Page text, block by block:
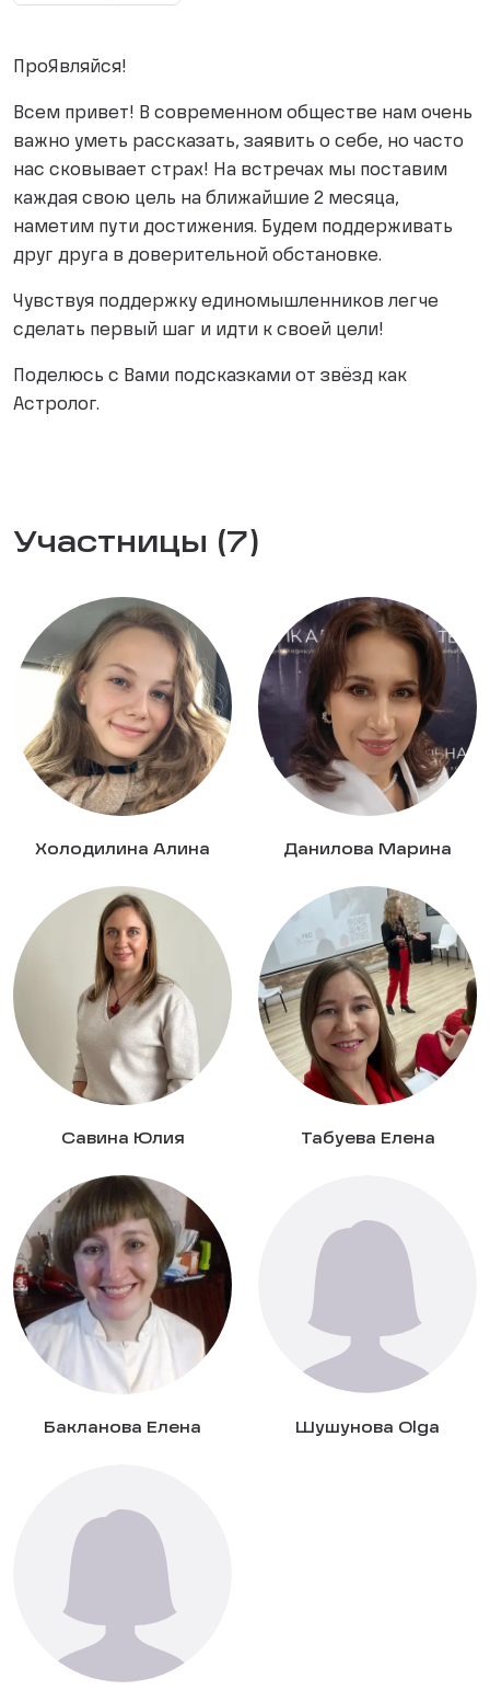
ПроЯвляйся!
Всем привет! В современном обществе нам очень
важно уметь рассказать, заявить о себе, но часто
нас сковывает страх! На встречах мы поставим
каждая свою цель на ближайшие 2 месяца,
наметим пути достижения. Будем поддерживать
друг друга в доверительной обстановке.
Чувствуя поддержку единомышленников легче
сделать первый шаг и идти к своей цели!
Поделюсь с Вами подсказками от звёзд как
Астролог.
Участницы (7)
Холодилина Алина Данилова Марина
Савина Юлия Табуева Елена
Бакланова Елена Шушунова Olga